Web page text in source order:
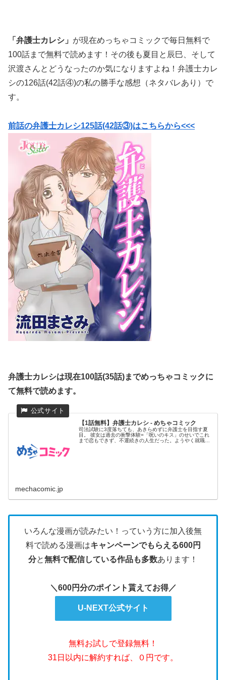
「弁護士カレシ」 が現在めっちゃコミックで毎日無料で
100話まで無料で読めます！その後も夏目と辰巳、そして
沢渡さんとどうなったのか気になりますよね！弁護士カレ
シの126話(42話④)の私の勝手な感想（ネタバレあり）で
す。
前話の弁護士カレシ125話(42話③)はこちらから<<<
弁護士カレシは現在100話(35話)までめっちゃコミックに
て無料で読めます。
【1話無料】弁護士カレシ - めちゃコミック
司法試験に3度落ちても、あきらめずに弁護士を目指す夏
目。 彼女は過去の衝撃体験=「呪いのキス」のせいでこれ
まで恋もできず、不運続きの人生だった。ようやく就職し
mechacomic.jp
いろんな漫画が読みたい！っていう方に加入後無
料で読める漫画はキャンペーンでもらえる600円
分と無料で配信している作品も多数あります！
＼600円分のポイント貰えてお得／
U-NEXT公式サイト
無料お試しで登録無料！
31日以内に解約すれば、０円です。